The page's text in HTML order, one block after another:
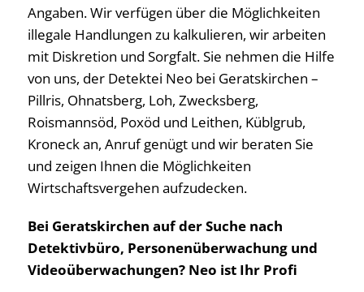
Angaben. Wir verfügen über die Möglichkeiten
illegale Handlungen zu kalkulieren, wir arbeiten
mit Diskretion und Sorgfalt. Sie nehmen die Hilfe
von uns, der Detektei Neo bei Geratskirchen –
Pillris, Ohnatsberg, Loh, Zwecksberg,
Roismannsöd, Poxöd und Leithen, Küblgrub,
Kroneck an, Anruf genügt und wir beraten Sie
und zeigen Ihnen die Möglichkeiten
Wirtschaftsvergehen aufzudecken.
Bei Geratskirchen auf der Suche nach
Detektivbüro, Personenüberwachung und
Videoüberwachungen? Neo ist Ihr Profi